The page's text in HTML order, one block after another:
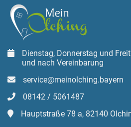
Dienstag, Donnerstag und
und nach Vereinbarung
service@meinolching.bayern
08142 / 5061487
Hauptstraße 78 a, 82140